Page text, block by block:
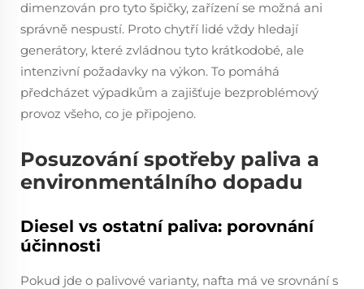
dimenzován pro tyto špičky, zařízení se možná ani
správně nespustí. Proto chytří lidé vždy hledají
generátory, které zvládnou tyto krátkodobé, ale
intenzivní požadavky na výkon. To pomáhá
předcházet výpadkům a zajišťuje bezproblémový
provoz všeho, co je připojeno.
Posuzování spotřeby paliva a
environmentálního dopadu
Diesel vs ostatní paliva: porovnání
účinnosti
Pokud jde o palivové varianty, nafta má ve srovnání s